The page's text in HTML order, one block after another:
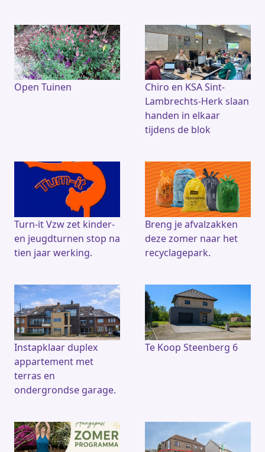
Open Tuinen
Chiro en KSA Sint-
Lambrechts-Herk slaan
handen in elkaar
tijdens de blok
Turn-it Vzw zet kinder-
en jeugdturnen stop na
tien jaar werking.
Breng je afvalzakken
deze zomer naar het
recyclagepark.
Instapklaar duplex
appartement met
terras en
ondergrondse garage.
Te Koop Steenberg 6